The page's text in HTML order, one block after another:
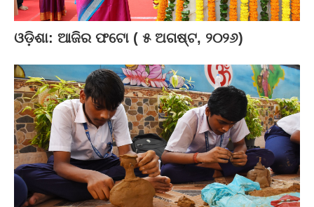
ଓଡ଼ିଶା: ଆଜିର ଫଟୋ ( ୫ ଅଗଷ୍ଟ, ୨୦୨୬)